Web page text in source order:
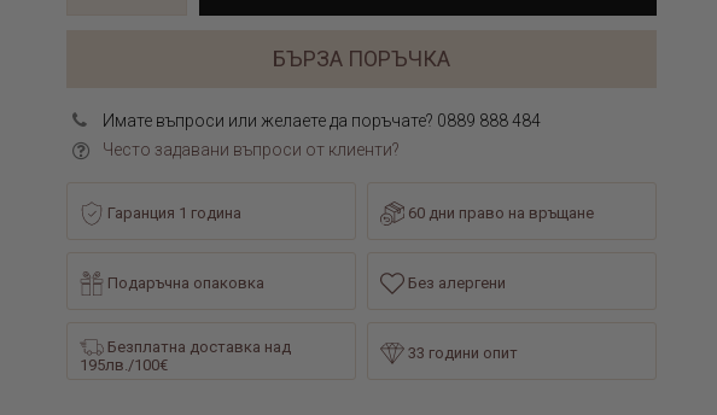
БЪРЗА ПОРЪЧКА
Имате въпроси или желаете да поръчате? 0889 888 484
Често задавани въпроси от клиенти?
Гаранция 1 година 60 дни право на връщане
Подаръчна опаковка Без алергени
Безплатна доставка над
195лв./100€
33 години опит